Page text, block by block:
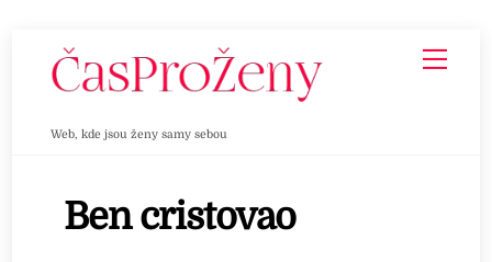
Web, kde jsou ženy samy sebou
Ben cristovao